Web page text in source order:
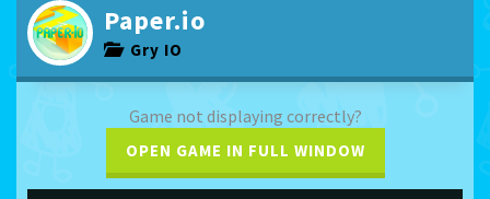
Paper.io
Gry IO
Game not displaying correctly?
OPEN GAME IN FULL WINDOW